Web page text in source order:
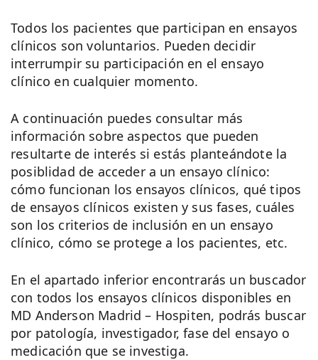
Todos los pacientes que participan en ensayos
clínicos son voluntarios. Pueden decidir
interrumpir su participación en el ensayo
clínico en cualquier momento.
A continuación puedes consultar más
información sobre aspectos que pueden
resultarte de interés si estás planteándote la
posiblidad de acceder a un ensayo clínico:
cómo funcionan los ensayos clínicos, qué tipos
de ensayos clínicos existen y sus fases, cuáles
son los criterios de inclusión en un ensayo
clínico, cómo se protege a los pacientes, etc.
En el apartado inferior encontrarás un buscador
con todos los ensayos clínicos disponibles en
MD Anderson Madrid – Hospiten, podrás buscar
por patología, investigador, fase del ensayo o
medicación que se investiga.